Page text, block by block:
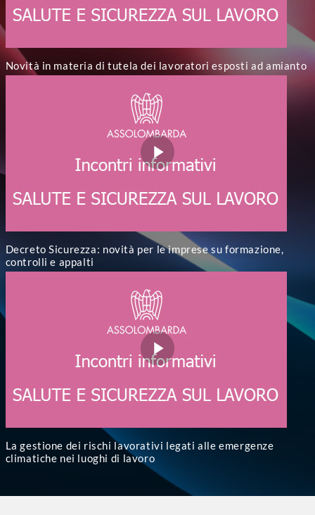
Novità in materia di tutela dei lavoratori esposti ad amianto
Decreto Sicurezza: novità per le imprese su formazione,
controlli e appalti
La gestione dei rischi lavorativi legati alle emergenze
climatiche nei luoghi di lavoro